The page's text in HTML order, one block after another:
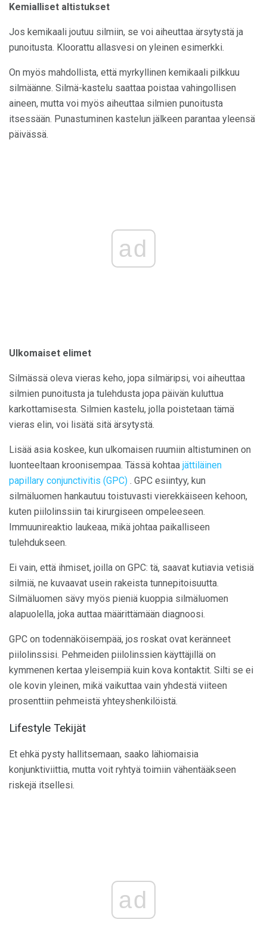
Kemialliset altistukset
Jos kemikaali joutuu silmiin, se voi aiheuttaa ärsytystä ja
punoitusta. Kloorattu allasvesi on yleinen esimerkki.
On myös mahdollista, että myrkyllinen kemikaali pilkkuu
silmäänne. Silmä-kastelu saattaa poistaa vahingollisen
aineen, mutta voi myös aiheuttaa silmien punoitusta
itsessään. Punastuminen kastelun jälkeen parantaa yleensä
päivässä.
ad
Ulkomaiset elimet
Silmässä oleva vieras keho, jopa silmäripsi, voi aiheuttaa
silmien punoitusta ja tulehdusta jopa päivän kuluttua
karkottamisesta. Silmien kastelu, jolla poistetaan tämä
vieras elin, voi lisätä sitä ärsytystä.
Lisää asia koskee, kun ulkomaisen ruumiin altistuminen on
luonteeltaan kroonisempaa. Tässä kohtaa jättiläinen
papillary conjunctivitis (GPC) . GPC esiintyy, kun
silmäluomen hankautuu toistuvasti vierekkäiseen kehoon,
kuten piilolinssiin tai kirurgiseen ompeleeseen.
Immuunireaktio laukeaa, mikä johtaa paikalliseen
tulehdukseen.
Ei vain, että ihmiset, joilla on GPC: tä, saavat kutiavia vetisiä
silmiä, ne kuvaavat usein rakeista tunnepitoisuutta.
Silmäluomen sävy myös pieniä kuoppia silmäluomen
alapuolella, joka auttaa määrittämään diagnoosi.
GPC on todennäköisempää, jos roskat ovat keränneet
piilolinssisi. Pehmeiden piilolinssien käyttäjillä on
kymmenen kertaa yleisempiä kuin kova kontaktit. Silti se ei
ole kovin yleinen, mikä vaikuttaa vain yhdestä viiteen
prosenttiin pehmeistä yhteyshenkilöistä.
Lifestyle Tekijät
Et ehkä pysty hallitsemaan, saako lähiomaisia ​​
konjunktiviittia, mutta voit ryhtyä toimiin vähentääkseen
riskejä itsellesi.
ad